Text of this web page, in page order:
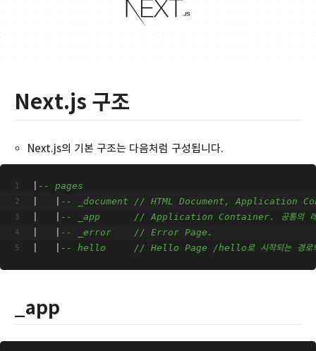
Next.js 구조
Next.js의 기본 구조는 다음처럼 구성됩니다.
-- pages
-- _document // HTML Document, Application
-- _app      // Application Container. 공통의 레이
-- _error    // Error Page.
-- hello     // Hello Page /hello로 시작되는 경로의
_app